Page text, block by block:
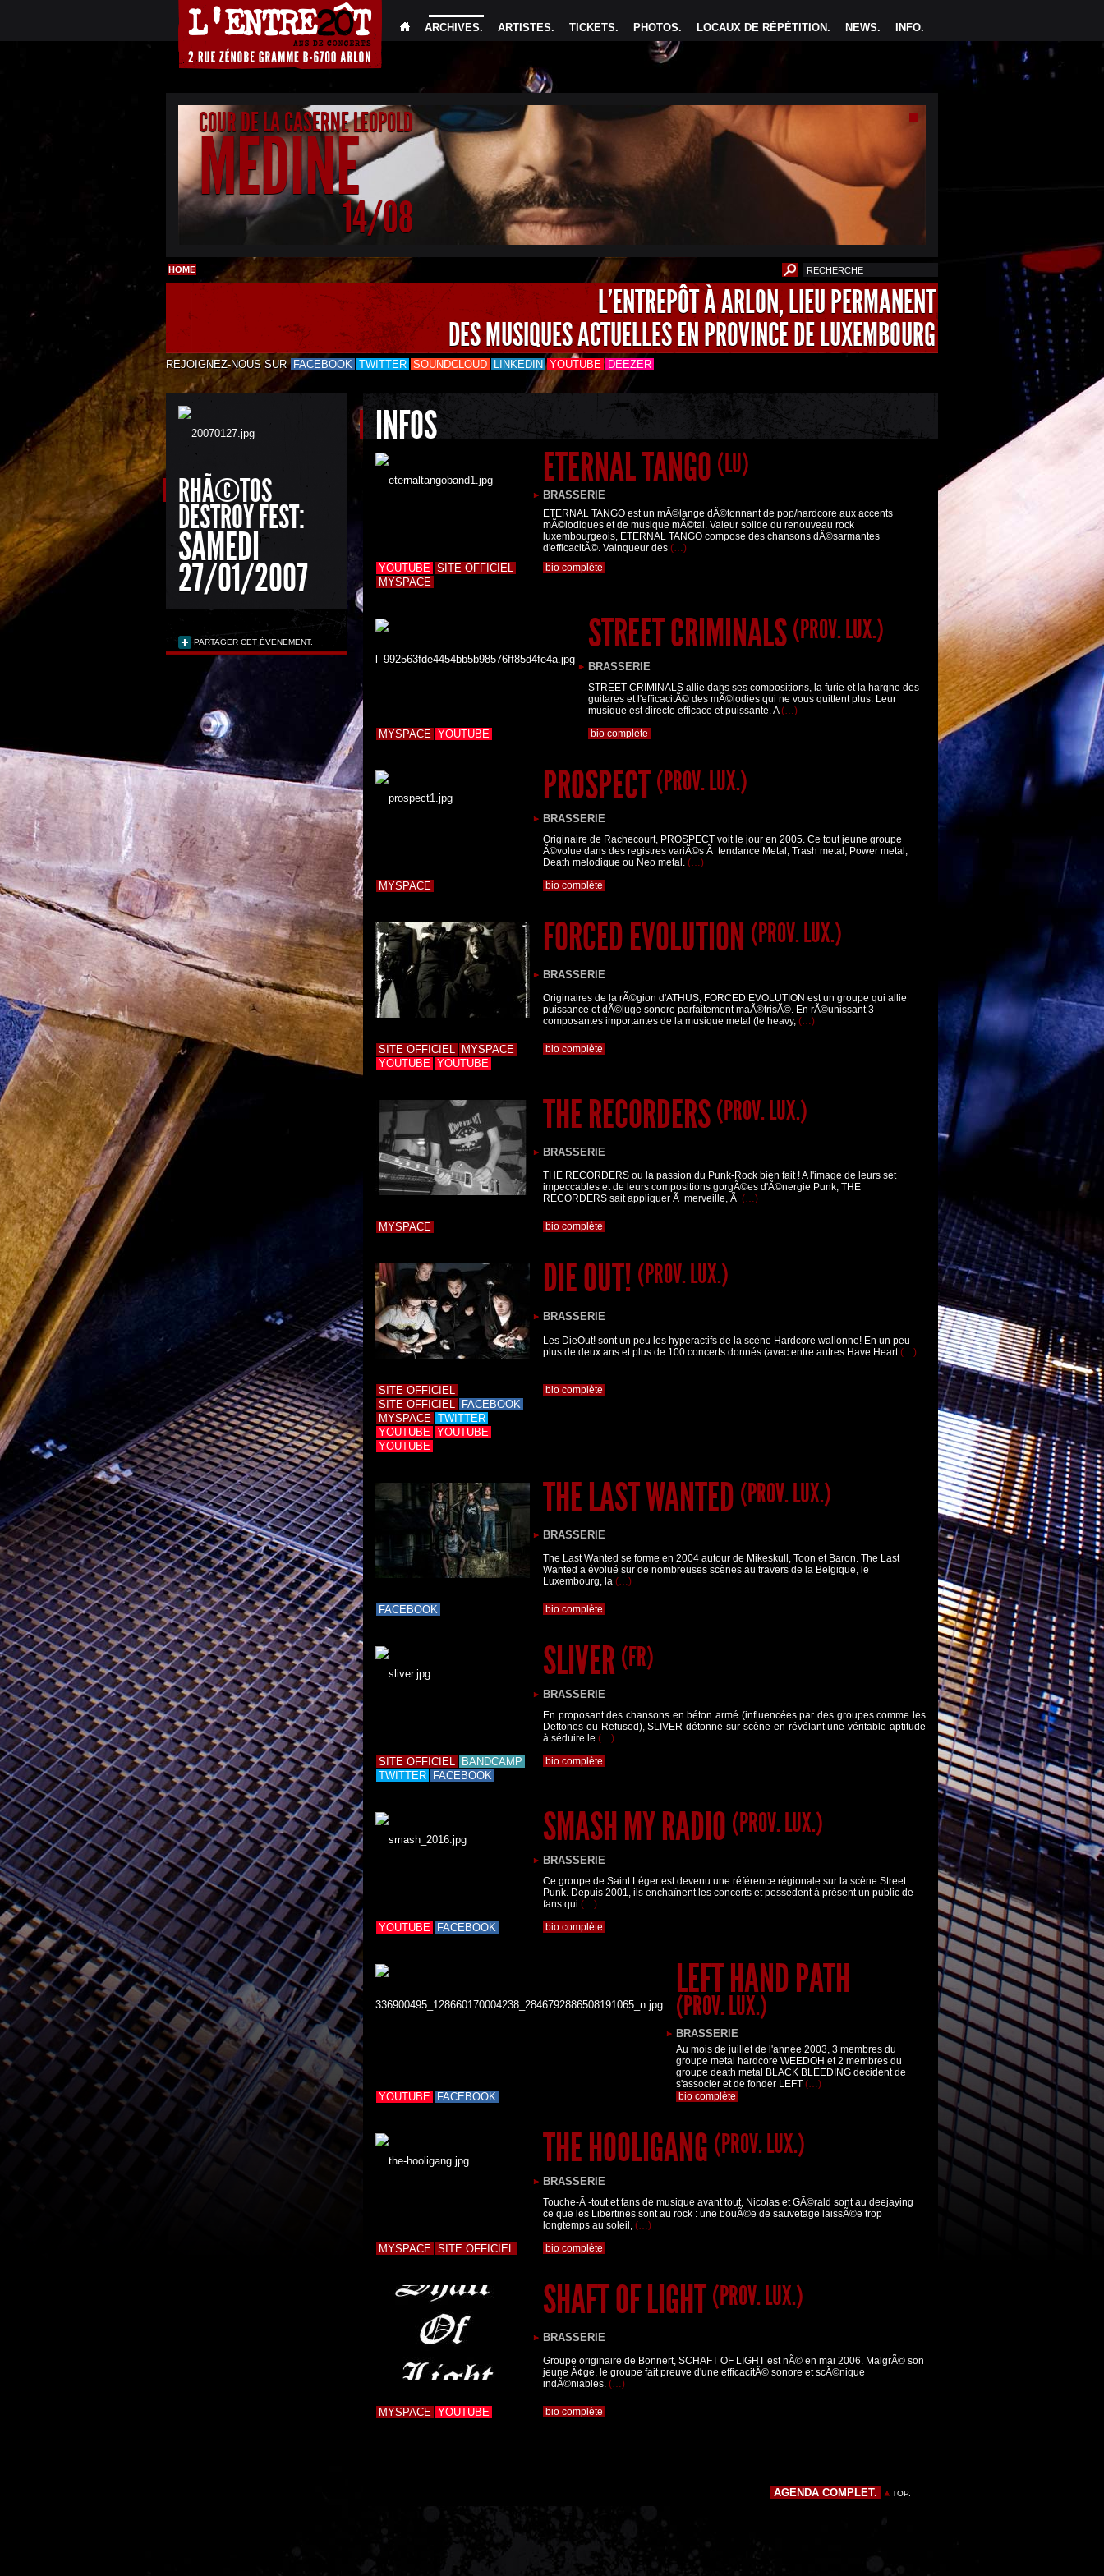
INFO.
NEWS.
LOCAUX DE RÉPÉTITION.
PHOTOS.
TICKETS.
ARTISTES.
ARCHIVES.
COUR DE LA CASERNE LEOPOLD
MEDINE
14/08
HOME
L'ENTREPÔT À ARLON, LIEU PERMANENT
DES MUSIQUES ACTUELLES EN PROVINCE DE LUXEMBOURG
REJOIGNEZ-NOUS SUR FACEBOOK TWITTER SOUNDCLOUD LINKEDIN YOUTUBE DEEZER
RHÃ©TOS
DESTROY FEST:
SAMEDI
27/01/2007
PARTAGER CET ÉVENEMENT.
INFOS
ETERNAL TANGO (LU)
BRASSERIE
ETERNAL TANGO est un mÃ©lange dÃ©tonnant de pop/hardcore aux accents
mÃ©lodiques et de musique mÃ©tal. Valeur solide du renouveau rock
luxembourgeois, ETERNAL TANGO compose des chansons dÃ©sarmantes
d'efficacitÃ©. Vainqueur des (…)
YOUTUBE SITE OFFICIEL
MYSPACE
bio complète
STREET CRIMINALS (PROV. LUX.)
BRASSERIE
STREET CRIMINALS allie dans ses compositions, la furie et la hargne des
guitares et l'efficacitÃ© des mÃ©lodies qui ne vous quittent plus. Leur
musique est directe efficace et puissante. A(…)
MYSPACE YOUTUBE bio complète
PROSPECT (PROV. LUX.)
BRASSERIE
Originaire de Rachecourt, PROSPECT voit le jour en 2005. Ce tout jeune groupe
Ã©volue dans des registres variÃ©s Ã tendance Metal, Trash metal, Power metal,
Death melodique ou Neo metal. (…)
MYSPACE bio complète
FORCED EVOLUTION (PROV. LUX.)
BRASSERIE
Originaires de la rÃ©gion d'ATHUS, FORCED EVOLUTION est un groupe qui allie
puissance et dÃ©luge sonore parfaitement maÃ®trisÃ©. En rÃ©unissant 3
composantes importantes de la musique metal (le heavy, (…)
SITE OFFICIEL
MYSPACE
YOUTUBE YOUTUBE
bio complète
THE RECORDERS (PROV. LUX.)
BRASSERIE
THE RECORDERS ou la passion du Punk-Rock bien fait ! A l'image de leurs set
impeccables et de leurs compositions gorgÃ©es d'Ã©nergie Punk, THE
RECORDERS sait appliquer Ã merveille, Ã (…)
MYSPACE bio complète
DIE OUT! (PROV. LUX.)
BRASSERIE
Les DieOut! sont un peu les hyperactifs de la scène Hardcore wallonne! En un peu
plus de deux ans et plus de 100 concerts donnés (avec entre autres Have Heart(…)
SITE OFFICIEL
SITE OFFICIEL
FACEBOOK
MYSPACE TWITTER
YOUTUBE YOUTUBE
YOUTUBE
bio complète
THE LAST WANTED (PROV. LUX.)
BRASSERIE
The Last Wanted se forme en 2004 autour de Mikeskull, Toon et Baron. The Last
Wanted a évolué sur de nombreuses scènes au travers de la Belgique, le
Luxembourg, la (…)
FACEBOOK bio complète
SLIVER (FR)
BRASSERIE
En proposant des chansons en béton armé (influencées par des groupes comme les
Deftones ou Refused), SLIVER détonne sur scène en révélant une véritable aptitude
à séduire le (…)
SITE OFFICIEL
BANDCAMP
TWITTER
FACEBOOK
bio complète
SMASH MY RADIO (PROV. LUX.)
BRASSERIE
Ce groupe de Saint Léger est devenu une référence régionale sur la scène Street
Punk. Depuis 2001, ils enchaînent les concerts et possèdent à présent un public de
fans qui (…)
YOUTUBE FACEBOOK bio complète
LEFT HAND PATH
(PROV. LUX.)
BRASSERIE
Au mois de juillet de l'année 2003, 3 membres du
groupe metal hardcore WEEDOH et 2 membres du
groupe death metal BLACK BLEEDING décident de
s'associer et de fonder LEFT (…)
YOUTUBE FACEBOOK bio complète
THE HOOLIGANG (PROV. LUX.)
BRASSERIE
Touche-Ã -tout et fans de musique avant tout, Nicolas et GÃ©rald sont au deejaying
ce que les Libertines sont au rock : une bouÃ©e de sauvetage laissÃ©e trop
longtemps au soleil, (…)
MYSPACE SITE OFFICIEL bio complète
SHAFT OF LIGHT (PROV. LUX.)
BRASSERIE
Groupe originaire de Bonnert, SCHAFT OF LIGHT est nÃ© en mai 2006. MalgrÃ© son
jeune Ã¢ge, le groupe fait preuve d'une efficacitÃ© sonore et scÃ©nique
indÃ©niables. (…)
MYSPACE YOUTUBE bio complète
AGENDA COMPLET. TOP.